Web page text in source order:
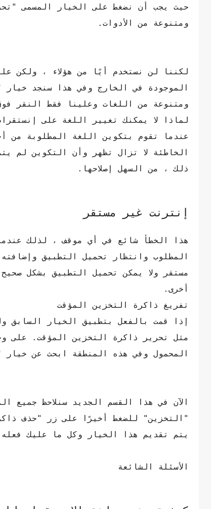
حيث يجب أن نضغط على الخيار المسمى
ومتنوعة من الأدوات.
لكننا لن نستخدم أيًا من هؤلاء ، ولكن
الموجودة في الخارج وفي هذا سنجد
ومتنوعة من اللغات وعلينا فقط النقر
لماذا لا يمكنك تغيير اللغة على
عندما تقوم بتكوين اللغة المطلوبة من
الخاطئة لا تزال تظهر وأن التكوين لم
ذلك ، من السهل إصلاحها.
إنترنت غير مستقر
هذا الخطأ شائع في أي موقف ، لذلك
المطلوب وانتظار تحميل التطبيق
مستقر ولا يمكن تحميل التطبيق بشكل
أخرى.
تفريغ ذاكرة التخزين المؤقت
إذا قمت بالفعل بتطبيق الخيار السابق
مثل تحرير ذاكرة التخزين المؤقت. على
المحمول وفي هذه المنطقة ابحث عن
الآن في هذا القسم الجديد سنلاحظ جميع
يتم تقديم هذا الخيار وكل ما عليك
الأسئلة الشائعة